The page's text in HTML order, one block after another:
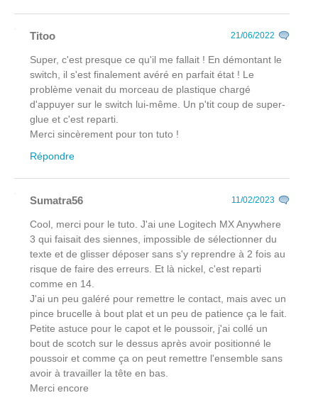
Titoo 21/06/2022
Super, c'est presque ce qu'il me fallait ! En démontant le
switch, il s'est finalement avéré en parfait état ! Le
problème venait du morceau de plastique chargé
d'appuyer sur le switch lui-même. Un p'tit coup de super-
glue et c'est reparti.
Merci sincèrement pour ton tuto !
Répondre
Sumatra56 11/02/2023
Cool, merci pour le tuto. J'ai une Logitech MX Anywhere
3 qui faisait des siennes, impossible de sélectionner du
texte et de glisser déposer sans s'y reprendre à 2 fois au
risque de faire des erreurs. Et là nickel, c'est reparti
comme en 14.
J'ai un peu galéré pour remettre le contact, mais avec un
pince brucelle à bout plat et un peu de patience ça le fait.
Petite astuce pour le capot et le poussoir, j'ai collé un
bout de scotch sur le dessus après avoir positionné le
poussoir et comme ça on peut remettre l'ensemble sans
avoir à travailler la tête en bas.
Merci encore